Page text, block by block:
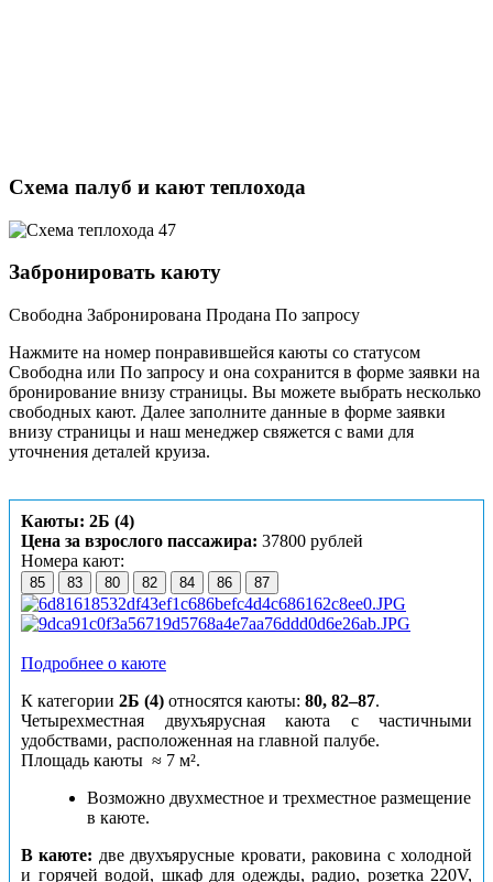
Схема палуб и кают теплохода
Забронировать каюту
Свободна Забронирована Продана По запросу
Нажмите на номер понравившейся каюты со статусом
Свободна или По запросу и она сохранится в форме заявки на
бронирование внизу страницы. Вы можете выбрать несколько
свободных кают. Далее заполните данные в форме заявки
внизу страницы и наш менеджер свяжется с вами для
уточнения деталей круиза.
Каюты: 2Б (4)
Цена за взрослого пассажира: 37800 рублей
Номера кают:
85 83 80 82 84 86 87
Подробнее о каюте
К категории 2Б (4) относятся каюты: 80, 82–87.
Четырехместная двухъярусная каюта с частичными
удобствами, расположенная на главной палубе.
Площадь каюты ≈ 7 м².
Возможно двухместное и трехместное размещение
в каюте.
В каюте: две двухъярусные кровати, раковина с холодной
и горячей водой, шкаф для одежды, радио, розетка 220V,